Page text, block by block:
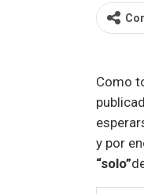
Como
y por
“solo”